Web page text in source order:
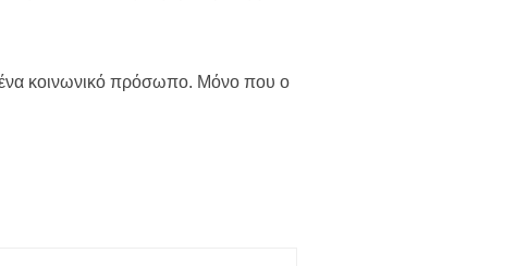
ένα κοινωνικό πρόσωπο. Μόνο που ο